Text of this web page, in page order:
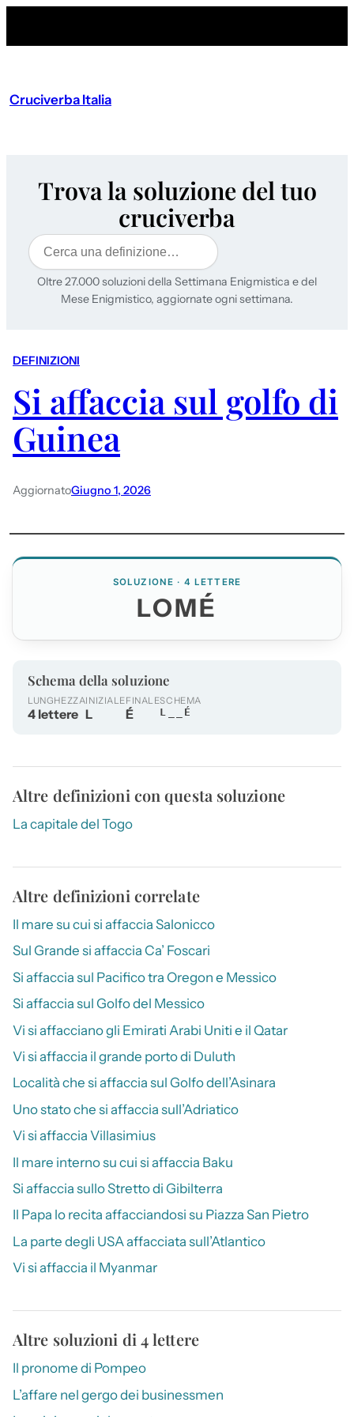
Cruciverba Italia
Trova la soluzione del tuo
cruciverba
Cerca
Oltre 27.000 soluzioni della Settimana Enigmistica e del
Mese Enigmistico, aggiornate ogni settimana.
DEFINIZIONI
Si affaccia sul golfo di
Guinea
AggiornatoGiugno 1, 2026
SOLUZIONE · 4 LETTERE
LOMÉ
Schema della soluzione
LUNGHEZZA
4 lettere
INIZIALE
L
FINALE
É
SCHEMA
L__É
Altre definizioni con questa soluzione
La capitale del Togo
Altre definizioni correlate
Il mare su cui si affaccia Salonicco
Sul Grande si affaccia Ca’ Foscari
Si affaccia sul Pacifico tra Oregon e Messico
Si affaccia sul Golfo del Messico
Vi si affacciano gli Emirati Arabi Uniti e il Qatar
Vi si affaccia il grande porto di Duluth
Località che si affaccia sul Golfo dell’Asinara
Uno stato che si affaccia sull’Adriatico
Vi si affaccia Villasimius
Il mare interno su cui si affaccia Baku
Si affaccia sullo Stretto di Gibilterra
Il Papa lo recita affacciandosi su Piazza San Pietro
La parte degli USA affacciata sull’Atlantico
Vi si affaccia il Myanmar
Altre soluzioni di 4 lettere
Il pronome di Pompeo
L’affare nel gergo dei businessmen